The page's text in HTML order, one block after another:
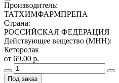
Производитель:
ТАТХИМФАРМПРЕПА
Страна:
РОССИЙСКАЯ ФЕДЕРАЦИЯ
Действующее вещество (МНН):
Кеторолак
от 69.00 р.
Под заказ